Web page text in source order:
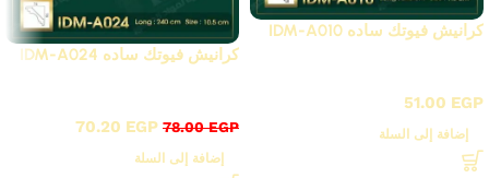
كرانيش فيوتك ساده IDM-A010
51.00 EGP
إضافة إلى السلة
كرانيش فيوتك ساده IDM-A024
78.00EGP
70.20 EGP
إضافة إلى السلة